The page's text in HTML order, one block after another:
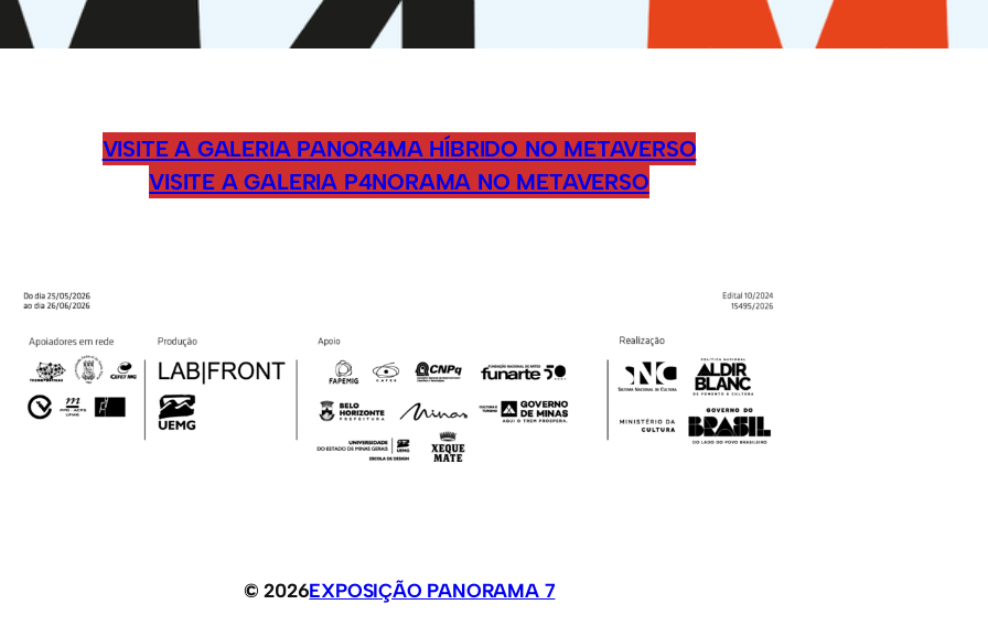
VISITE A GALERIA PANOR4MA HÍBRIDO NO METAVERSO
VISITE A GALERIA P4NORAMA NO METAVERSO
© 2026EXPOSIÇÃO PANORAMA 7